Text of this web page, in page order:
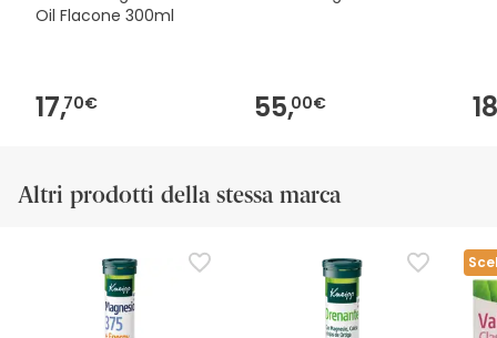
Oil Flacone 300ml
17,70€ 55,00€
Altri prodotti della stessa marca